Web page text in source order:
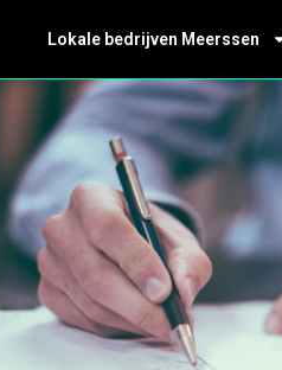
Lokale bedrijven Meerssen